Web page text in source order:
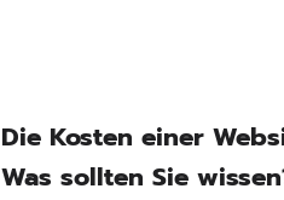
Die Kosten einer
Was sollten Sie